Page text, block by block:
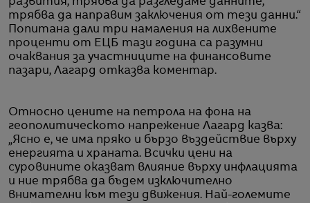
развития, трябва да разгледаме данните,
трябва да направим заключения от тези данни.“
Попитана дали три намаления на лихвените
проценти от ЕЦБ тази година са разумни
очаквания за участниците на финансовите
пазари, Лагард отказва коментар.
Относно цените на петрола на фона на
геополитическото напрежение Лагард казва:
„Ясно е, че има пряко и бързо въздействие върху
енергията и храната. Всички цени на
суровините оказват влияние върху инфлацията
и ние трябва да бъдем изключително
внимателни към тези движения. Най-големите